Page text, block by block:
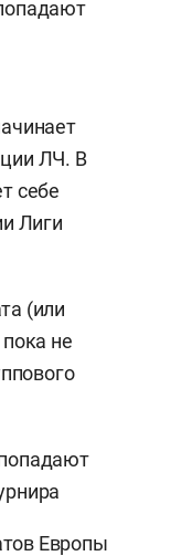
ЛЧ. В
себе
Лиги
(или
не
Европы